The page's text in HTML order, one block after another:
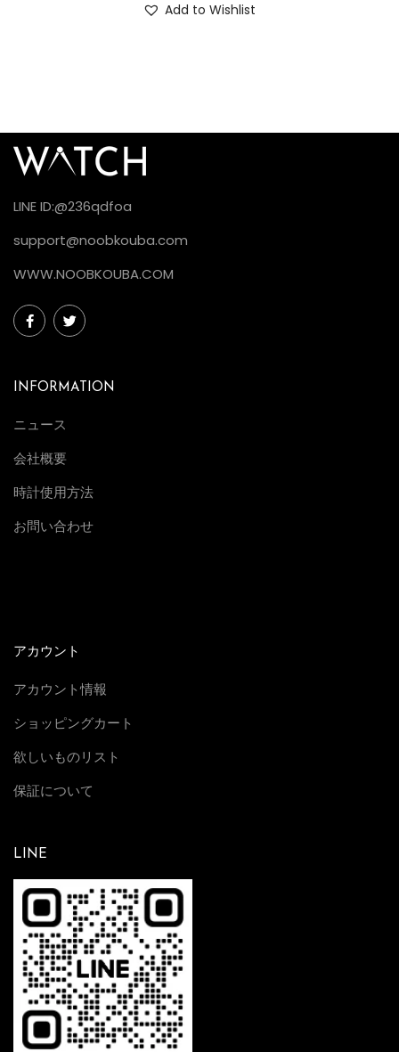
Add to Wishlist
LINE ID:@236qdfoa
support@noobkouba.com
WWW.NOOBKOUBA.COM
INFORMATION
ニュース
会社概要
時計使用方法
お問い合わせ
アカウント
アカウント情報
ショッピングカート
欲しいものリスト
保証について
LINE